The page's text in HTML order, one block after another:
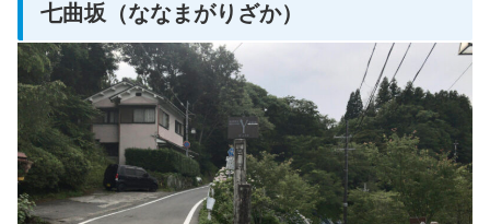
七曲坂（ななまがりざか）